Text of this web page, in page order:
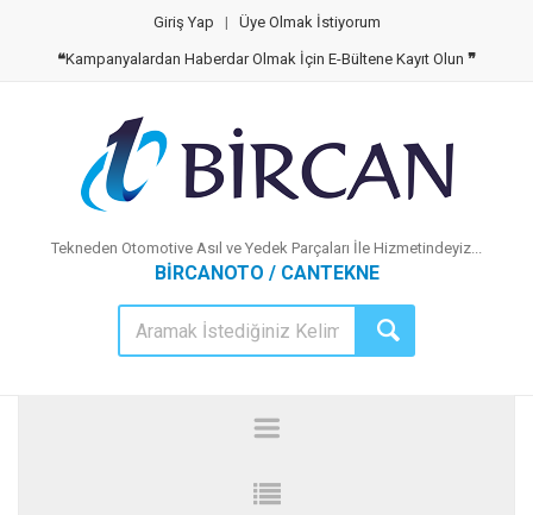
Giriş Yap | Üye Olmak İstiyorum
❝Kampanyalardan Haberdar Olmak İçin E-Bültene Kayıt Olun ❞
Tekneden Otomotive Asıl ve Yedek Parçaları İle Hizmetindeyiz...
BİRCANOTO / CANTEKNE